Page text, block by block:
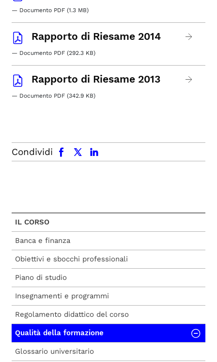
— Documento PDF (1.3 MB)
Rapporto di Riesame 2014
— Documento PDF (292.3 KB)
Rapporto di Riesame 2013
— Documento PDF (342.9 KB)
Condividi
facebook x.com linkedin
IL CORSO
Banca e finanza
Obiettivi e sbocchi professionali
Piano di studio
Insegnamenti e programmi
Regolamento didattico del corso
Qualità della formazione
Glossario universitario